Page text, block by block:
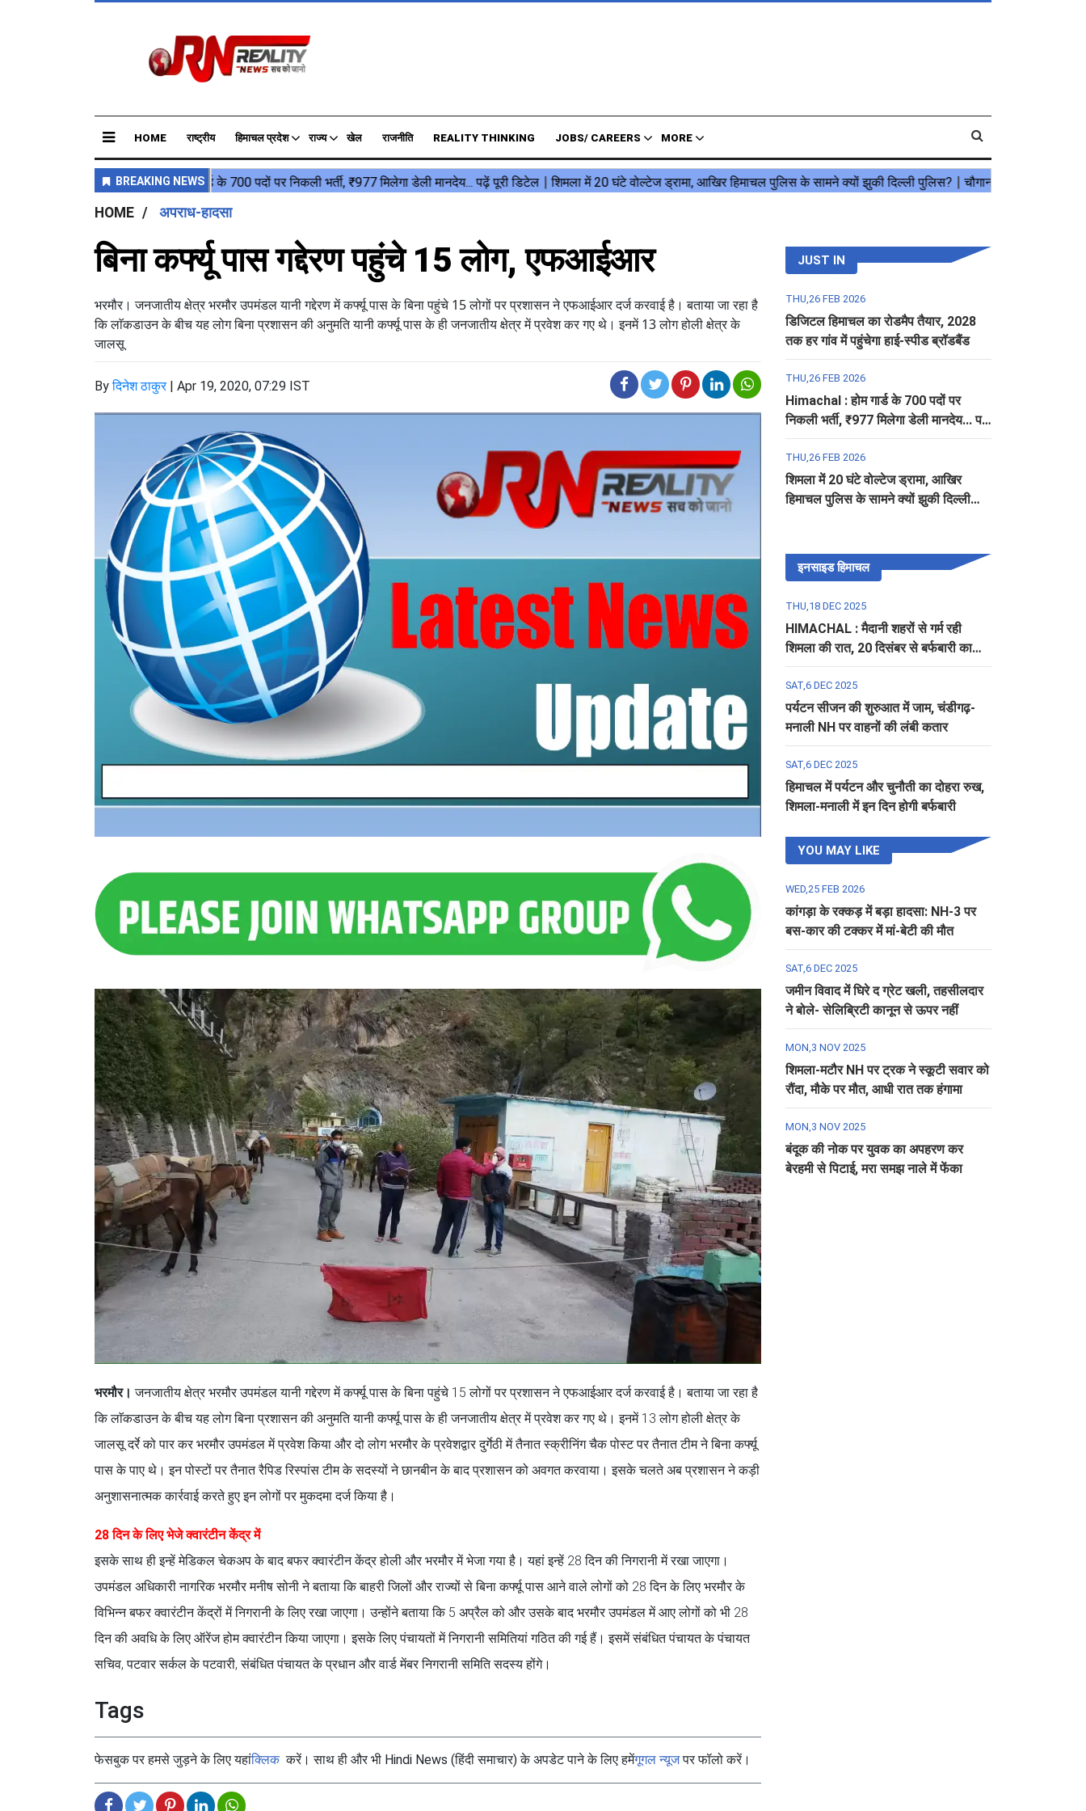
HOME राष्ट्रीय हिमाचल प्रदेश राज्य खेल राजनीति REALITY THINKING JOBS/ CAREERS MORE
HOME अपराध-हादसा
बिना कर्फ्यू पास गद्देरण पहुंचे 15 लोग, एफआईआर
भरमौर। जनजातीय क्षेत्र भरमौर उपमंडल यानी गद्देरण में कर्फ्यू पास के बिना पहुंचे 15 लोगों पर प्रशासन ने एफआईआर दर्ज करवाई है। बताया जा रहा है
कि लाॅकडाउन के बीच यह लोग बिना प्रशासन की अनुमति यानी कर्फ्यू पास के ही जनजातीय क्षेत्र में प्रवेश कर गए थे। इनमें 13 लोग होली क्षेत्र के
जालसू
Byदिनेश ठाकुर| Apr 19, 2020, 07:29 IST
भरमौर। जनजातीय क्षेत्र भरमौर उपमंडल यानी गद्देरण में कर्फ्यू पास के बिना पहुंचे 15 लोगों पर प्रशासन ने एफआईआर दर्ज करवाई है। बताया जा रहा है
कि लाॅकडाउन के बीच यह लोग बिना प्रशासन की अनुमति यानी कर्फ्यू पास के ही जनजातीय क्षेत्र में प्रवेश कर गए थे। इनमें 13 लोग होली क्षेत्र के
जालसू दर्रे को पार कर भरमौर उपमंडल में प्रवेश किया और दो लोग भरमौर के प्रवेशद्वार दुर्गेठी में तैनात स्क्रीनिंग चैक पोस्ट पर तैनात टीम ने बिना कर्फ्यू
पास के पाए थे। इन पोस्टों पर तैनात रैपिड रिस्पांस टीम के सदस्यों ने छानबीन के बाद प्रशासन को अवगत करवाया। इसके चलते अब प्रशासन ने कड़ी
अनुशासनात्मक कार्रवाई करते हुए इन लोगों पर मुकदमा दर्ज किया है।
28 दिन के लिए भेजे क्वारंटीन केंद्र में
इसके साथ ही इन्हें मेडिकल चेकअप के बाद बफर क्वारंटीन केंद्र होली और भरमौर में भेजा गया है। यहां इन्हें 28 दिन की निगरानी में रखा जाएगा।
उपमंडल अधिकारी नागरिक भरमौर मनीष सोनी ने बताया कि बाहरी जिलों और राज्यों से बिना कर्फ्यू पास आने वाले लोगों को 28 दिन के लिए भरमौर के
विभिन्न बफर क्वारंटीन केंद्रों में निगरानी के लिए रखा जाएगा। उन्होंने बताया कि 5 अप्रैल को और उसके बाद भरमौर उपमंडल में आए लोगों को भी 28
दिन की अवधि के लिए ऑरेंज होम क्वारंटीन किया जाएगा। इसके लिए पंचायतों में निगरानी समितियां गठित की गई हैं। इसमें संबंधित पंचायत के पंचायत
सचिव, पटवार सर्कल के पटवारी, संबंधित पंचायत के प्रधान और वार्ड मेंबर निगरानी समिति सदस्य होंगे।
Tags
फेसबुक पर हमसे जुड़ने के लिए यहांक्लिककरें। साथ ही और भी Hindi News (हिंदी समाचार) के अपडेट पाने के लिए हमेंगूगल न्यूजपर फॉलो करें।
JUST IN
THU,26 FEB 2026
डिजिटल हिमाचल का रोडमैप तैयार, 2028
तक हर गांव में पहुंचेगा हाई-स्पीड ब्रॉडबैंड
THU,26 FEB 2026
Himachal : होम गार्ड के 700 पदों पर
निकली भर्ती, ₹977 मिलेगा डेली मानदेय... पढ़ें
पूरी डिटेल
THU,26 FEB 2026
शिमला में 20 घंटे वोल्टेज ड्रामा, आखिर
हिमाचल पुलिस के सामने क्यों झुकी दिल्ली
इनसाइड हिमाचल
THU,18 DEC 2025
HIMACHAL : मैदानी शहरों से गर्म रही
शिमला की रात, 20 दिसंबर से बर्फबारी का
अलर्ट
SAT,6 DEC 2025
पर्यटन सीजन की शुरुआत में जाम, चंडीगढ़-
मनाली NH पर वाहनों की लंबी कतार
SAT,6 DEC 2025
हिमाचल में पर्यटन और चुनौती का दोहरा रुख,
शिमला-मनाली में इन दिन होगी बर्फबारी
YOU MAY LIKE
WED,25 FEB 2026
कांगड़ा के रक्कड़ में बड़ा हादसा: NH-3 पर
बस-कार की टक्कर में मां-बेटी की मौत
SAT,6 DEC 2025
जमीन विवाद में घिरे द ग्रेट खली, तहसीलदार
ने बोले- सेलिब्रिटी कानून से ऊपर नहीं
MON,3 NOV 2025
शिमला-मटौर NH पर ट्रक ने स्कूटी सवार को
रौंदा, मौके पर मौत, आधी रात तक हंगामा
MON,3 NOV 2025
बंदूक की नोक पर युवक का अपहरण कर
बेरहमी से पिटाई, मरा समझ नाले में फेंका